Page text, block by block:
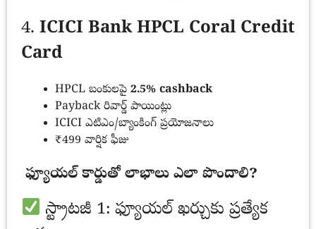
4. ICICI Bank HPCL Coral Credit
Card
HPCL బంకులపై 2.5% cashback
Payback రివార్డ్ పాయింట్లు
ICICI ఎటిఎం/బ్యాంకింగ్ ప్రయోజనాలు
₹499 వార్షిక ఫీజు
ఫ్యూయల్ కార్డుతో లాభాలు ఎలా పొందాలి?
స్ట్రాటజీ 1: ఫ్యూయల్ ఖర్చుకు ప్రత్యేక